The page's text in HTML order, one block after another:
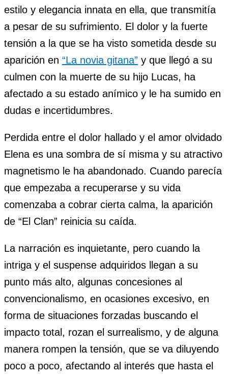
estilo y elegancia innata en ella, que transmitía
a pesar de su sufrimiento. El dolor y la fuerte
tensión a la que se ha visto sometida desde su
aparición en “La novia gitana” y que llegó a su
culmen con la muerte de su hijo Lucas, ha
afectado a su estado anímico y le ha sumido en
dudas e incertidumbres.
Perdida entre el dolor hallado y el amor olvidado
Elena es una sombra de sí misma y su atractivo
magnetismo le ha abandonado. Cuando parecía
que empezaba a recuperarse y su vida
comenzaba a cobrar cierta calma, la aparición
de “El Clan” reinicia su caída.
La narración es inquietante, pero cuando la
intriga y el suspense adquiridos llegan a su
punto más alto, algunas concesiones al
convencionalismo, en ocasiones excesivo, en
forma de situaciones forzadas buscando el
impacto total, rozan el surrealismo, y de alguna
manera rompen la tensión, que se va diluyendo
poco a poco, afectando al interés que hasta el